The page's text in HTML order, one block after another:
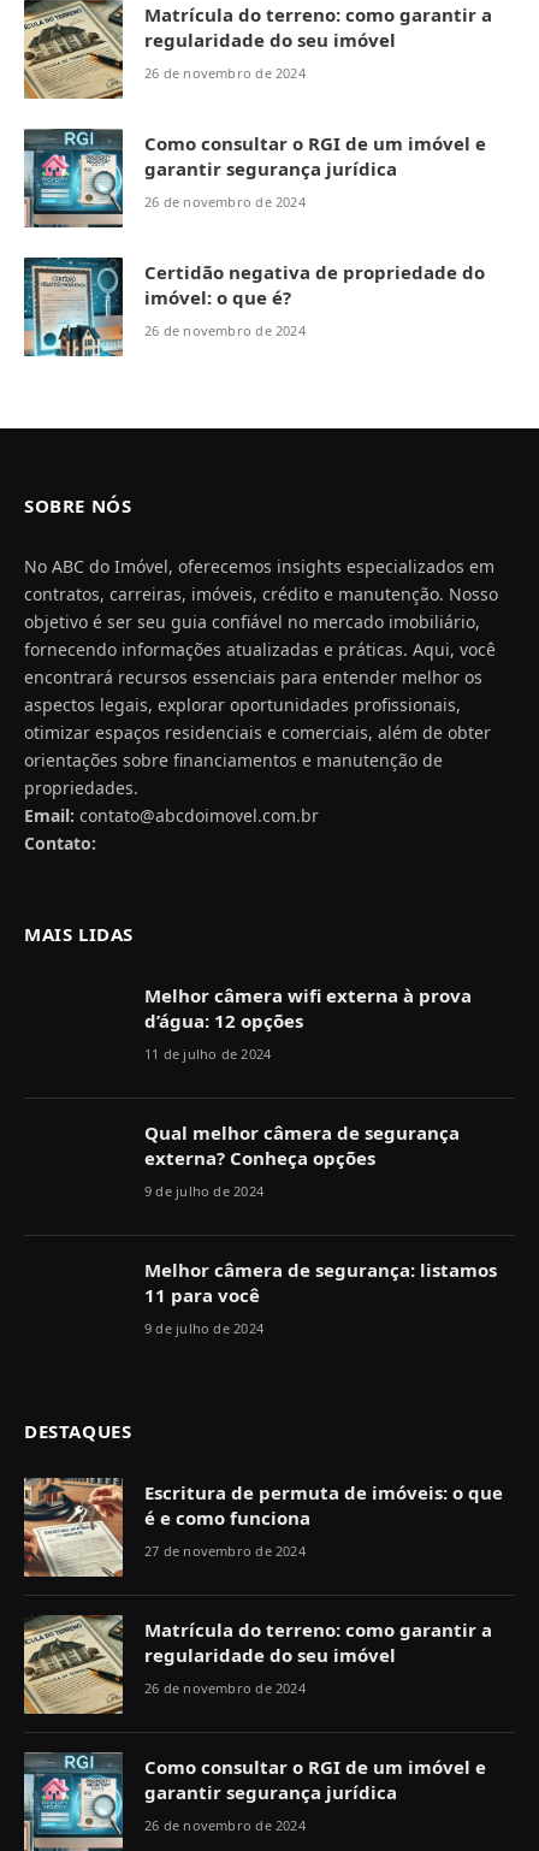
Matrícula do terreno: como garantir a
regularidade do seu imóvel
26 de novembro de 2024
Como consultar o RGI de um imóvel e
garantir segurança jurídica
26 de novembro de 2024
Certidão negativa de propriedade do
imóvel: o que é?
26 de novembro de 2024
SOBRE NÓS
No ABC do Imóvel, oferecemos insights especializados em
contratos, carreiras, imóveis, crédito e manutenção. Nosso
objetivo é ser seu guia confiável no mercado imobiliário,
fornecendo informações atualizadas e práticas. Aqui, você
encontrará recursos essenciais para entender melhor os
aspectos legais, explorar oportunidades profissionais,
otimizar espaços residenciais e comerciais, além de obter
orientações sobre financiamentos e manutenção de
propriedades.
Email: contato@abcdoimovel.com.br
Contato:
MAIS LIDAS
Melhor câmera wifi externa à prova
d’água: 12 opções
11 de julho de 2024
Qual melhor câmera de segurança
externa? Conheça opções
9 de julho de 2024
Melhor câmera de segurança: listamos
11 para você
9 de julho de 2024
DESTAQUES
Escritura de permuta de imóveis: o que
é e como funciona
27 de novembro de 2024
Matrícula do terreno: como garantir a
regularidade do seu imóvel
26 de novembro de 2024
Como consultar o RGI de um imóvel e
garantir segurança jurídica
26 de novembro de 2024